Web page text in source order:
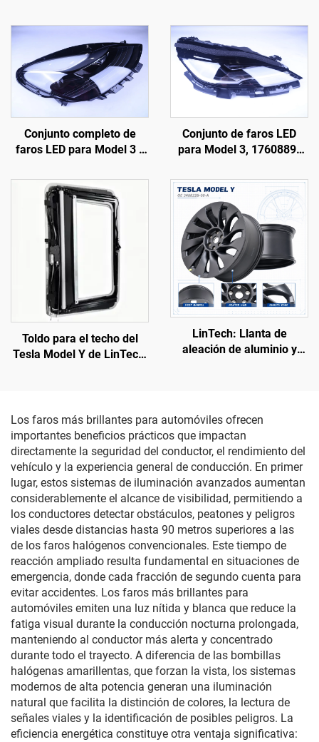
Conjunto completo de
faros LED para Model 3 y
fábrica (OE: 1514952-00-
D, 1514952-00-E,
1514952-10-E),
iluminación automotriz,
reemplazo de faros
Conjunto de faros LED
para Model 3, 1760889-
Toldo para el techo del
Tesla Model Y de LinTech,
LinTech: Llanta de
aleación de aluminio y
Los faros más brillantes para automóviles ofrecen
importantes beneficios prácticos que impactan
directamente la seguridad del conductor, el rendimiento del
vehículo y la experiencia general de conducción. En primer
lugar, estos sistemas de iluminación avanzados aumentan
considerablemente el alcance de visibilidad, permitiendo a
los conductores detectar obstáculos, peatones y peligros
viales desde distancias hasta 90 metros superiores a las
de los faros halógenos convencionales. Este tiempo de
reacción ampliado resulta fundamental en situaciones de
emergencia, donde cada fracción de segundo cuenta para
evitar accidentes. Los faros más brillantes para
automóviles emiten una luz nítida y blanca que reduce la
fatiga visual durante la conducción nocturna prolongada,
manteniendo al conductor más alerta y concentrado
durante todo el trayecto. A diferencia de las bombillas
halógenas amarillentas, que forzan la vista, los sistemas
modernos de alta potencia generan una iluminación
natural que facilita la distinción de colores, la lectura de
señales viales y la identificación de posibles peligros. La
eficiencia energética constituye otra ventaja significativa: